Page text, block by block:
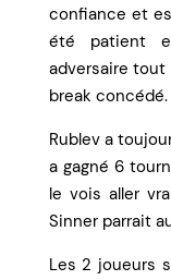
confiance et
été patient
adversaire
break concédé.
Rublev a
a gagné 6
le vois aller
Sinner parrait
Les 2 joueurs